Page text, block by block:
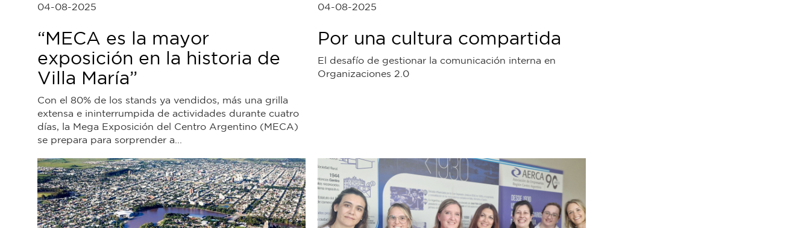
04-08-2025
“MECA es la mayor
exposición en la historia de
Villa María”
Con el 80% de los stands ya vendidos, más una grilla
extensa e ininterrumpida de actividades durante cuatro
días, la Mega Exposición del Centro Argentino (MECA)
se prepara para sorprender a...
04-08-2025
Por una cultura compartida
El desafío de gestionar la comunicación interna en
Organizaciones 2.0